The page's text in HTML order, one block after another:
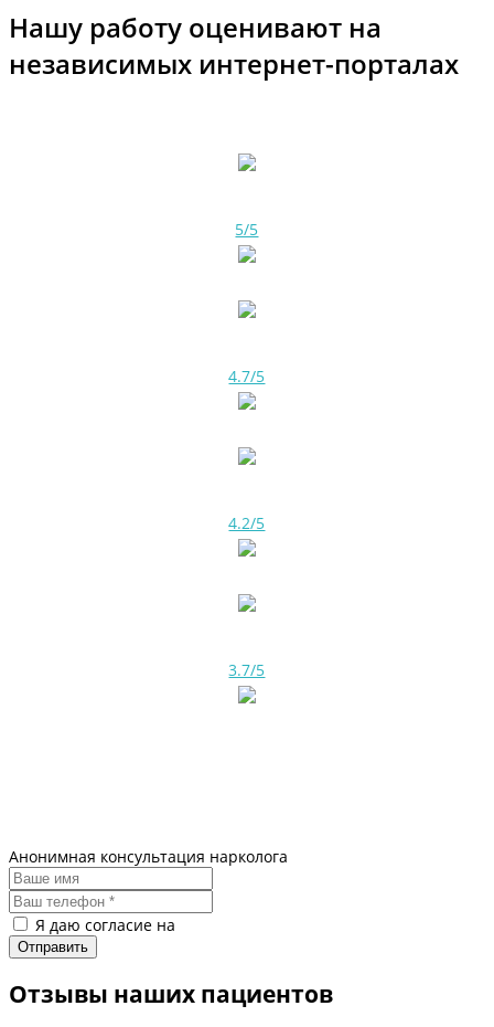
Нашу работу оценивают на
независимых интернет-порталах
5/5
4.7/5
4.2/5
3.7/5
Анонимная консультация нарколога
Я даю согласие на
Отзывы наших пациентов